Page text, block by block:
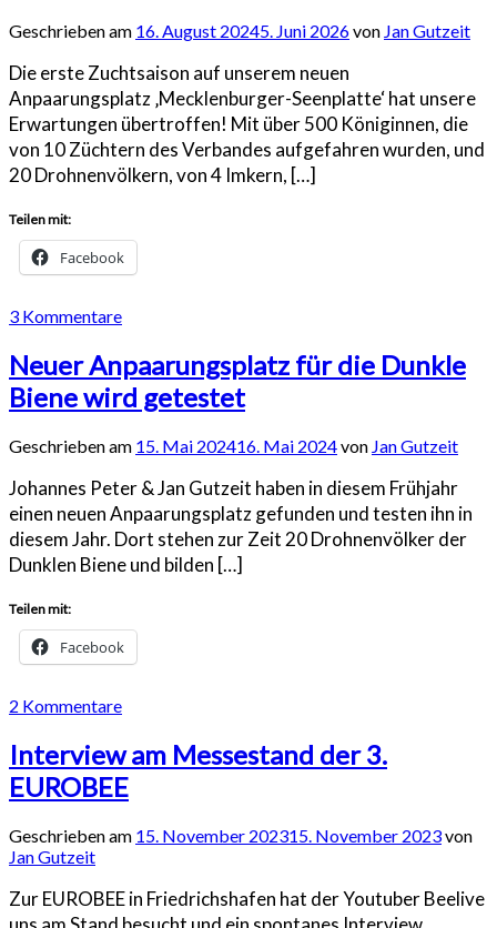
Geschrieben am 16. August 20245. Juni 2026von Jan Gutzeit
Die erste Zuchtsaison auf unserem neuen
Anpaarungsplatz ‚Mecklenburger-Seenplatte‘ hat unsere
Erwartungen übertroffen! Mit über 500 Königinnen, die
von 10 Züchtern des Verbandes aufgefahren wurden, und
20 Drohnenvölkern, von 4 Imkern, […]
Teilen mit:
Facebook
3 Kommentare
Neuer Anpaarungsplatz für die Dunkle
Biene wird getestet
Geschrieben am 15. Mai 202416. Mai 2024von Jan Gutzeit
Johannes Peter & Jan Gutzeit haben in diesem Frühjahr
einen neuen Anpaarungsplatz gefunden und testen ihn in
diesem Jahr. Dort stehen zur Zeit 20 Drohnenvölker der
Dunklen Biene und bilden […]
Teilen mit:
Facebook
2 Kommentare
Interview am Messestand der 3.
EUROBEE
Geschrieben am 15. November 202315. November 2023von
Jan Gutzeit
Zur EUROBEE in Friedrichshafen hat der Youtuber Beelive